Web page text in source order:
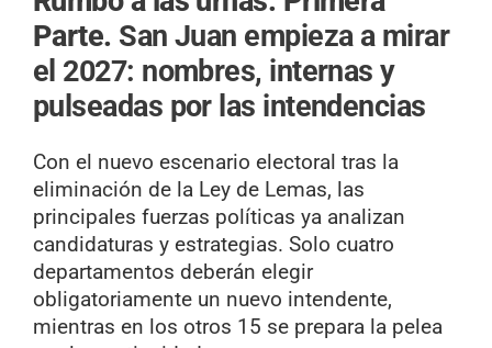
Parte. San Juan empieza a mirar
el 2027: nombres, internas y
pulseadas por las intendencias
Con el nuevo escenario electoral tras la
eliminación de la Ley de Lemas, las
principales fuerzas políticas ya analizan
candidaturas y estrategias. Solo cuatro
departamentos deberán elegir
obligatoriamente un nuevo intendente,
mientras en los otros 15 se prepara la pelea